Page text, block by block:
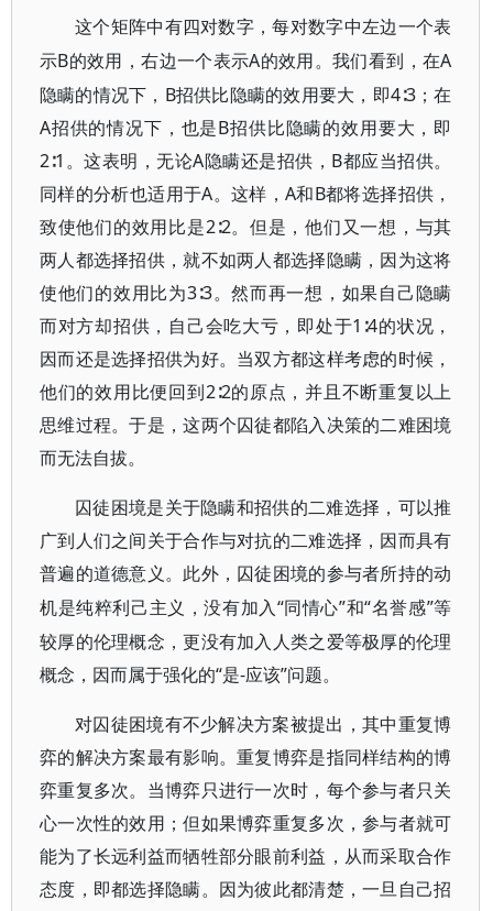
这个矩阵中有四对数字，每对数字中左边一个表
示B的效用，右边一个表示A的效用。我们看到，在A
隐瞒的情况下，B招供比隐瞒的效用要大，即4∶3；在
A招供的情况下，也是B招供比隐瞒的效用要大，即
2∶1。这表明，无论A隐瞒还是招供，B都应当招供。
同样的分析也适用于A。这样，A和B都将选择招供，
致使他们的效用比是2∶2。但是，他们又一想，与其
两人都选择招供，就不如两人都选择隐瞒，因为这将
使他们的效用比为3∶3。然而再一想，如果自己隐瞒
而对方却招供，自己会吃大亏，即处于1∶4的状况，
因而还是选择招供为好。当双方都这样考虑的时候，
他们的效用比便回到2∶2的原点，并且不断重复以上
思维过程。于是，这两个囚徒都陷入决策的二难困境
而无法自拔。
囚徒困境是关于隐瞒和招供的二难选择，可以推
广到人们之间关于合作与对抗的二难选择，因而具有
普遍的道德意义。此外，囚徒困境的参与者所持的动
机是纯粹利己主义，没有加入 “同情心”和“名誉感”等
较厚的伦理概念，更没有加入人类之爱等极厚的伦理
概念，因而属于强化的“是-应该”问题。
对囚徒困境有不少解决方案被提出，其中重复博
弈的解决方案最有影响。重复博弈是指同样结构的博
弈重复多次。当博弈只进行一次时，每个参与者只关
心一次性的效用；但如果博弈重复多次，参与者就可
能为了长远利益而牺牲部分眼前利益，从而采取合作
态度，即都选择隐瞒。因为彼此都清楚，一旦自己招